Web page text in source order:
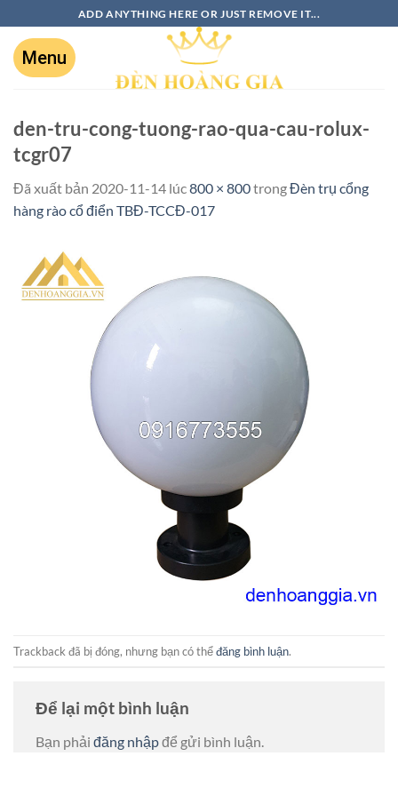
ADD ANYTHING HERE OR JUST REMOVE IT...
den-tru-cong-tuong-rao-qua-cau-rolux-
tcgr07
Đã xuất bản 2020-11-14 lúc800 × 800trongĐèn trụ cổng
hàng rào cổ điển TBĐ-TCCĐ-017
Trackback đã bị đóng, nhưng bạn có thểđăng bình luận.
Để lại một bình luận
Bạn phải đăng nhậpđể gửi bình luận.